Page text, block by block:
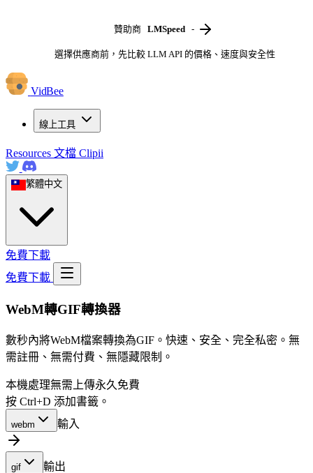
贊助商 LMSpeed -
選擇供應商前，先比較 LLM API 的價格、速度與安全性
VidBee
線上工具
Resources 文檔 Clipii
繁體中文
免費下載
免費下載
WebM轉GIF轉換器
數秒內將WebM檔案轉換為GIF。快速、安全、完全私密。無
需註冊、無需付費、無隱藏限制。
本機處理無需上傳永久免費
按 Ctrl+D 添加書籤。
webm 輸入
gif 輸出